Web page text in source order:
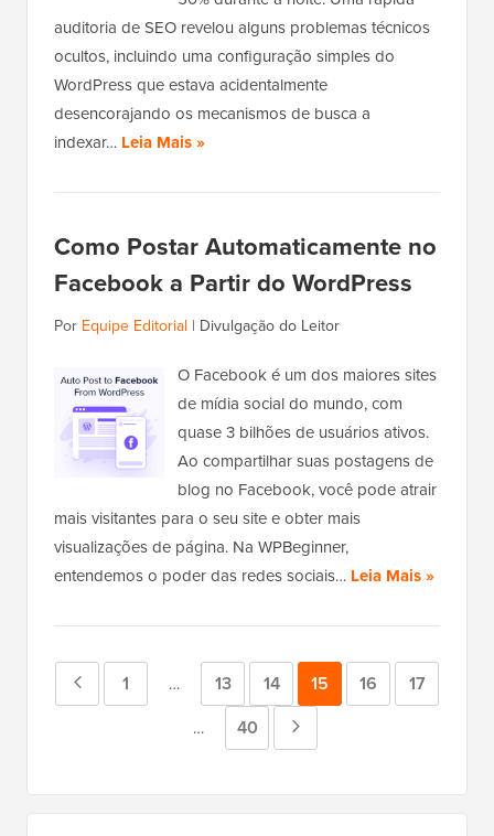
auditoria de SEO revelou alguns problemas técnicos
ocultos, incluindo uma configuração simples do
WordPress que estava acidentalmente
desencorajando os mecanismos de busca a
indexar… Leia Mais »
Como Postar Automaticamente no
Facebook a Partir do WordPress
Por Equipe Editorial | Divulgação do Leitor
O Facebook é um dos maiores sites
de mídia social do mundo, com
quase 3 bilhões de usuários ativos.
Ao compartilhar suas postagens de
blog no Facebook, você pode atrair
mais visitantes para o seu site e obter mais
visualizações de página. Na WPBeginner,
entendemos o poder das redes sociais… Leia Mais »
PáginaPágina
1
Páginas
intermediárias
omitidas
… Página
13 Página
14 Página
15 Página
16 Página
17
Páginas
intermediárias
… Página
40